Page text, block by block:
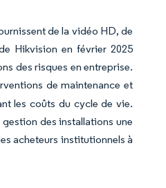
de la vidéo HD, de
Hikvision en février 2025
des risques en entreprise.
de maintenance et
les coûts du cycle de vie.
des installations une
acheteurs institutionnels à